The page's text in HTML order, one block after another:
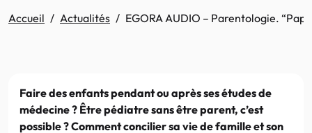
Accueil Actualités EGORA AUDIO – Parentologie.
Faire des enfants pendant ou après ses études de
médecine ? Être pédiatre sans être parent, c’est
possible ? Comment concilier sa vie de famille et son